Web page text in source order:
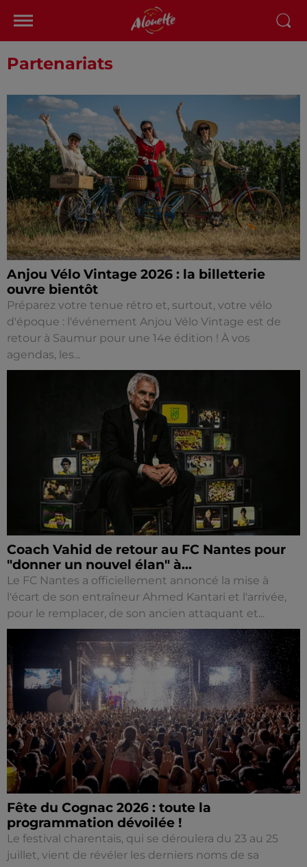
Partenariats
Anjou Vélo Vintage 2026 : la billetterie
ouvre bientôt
Préparez votre tenue rétro et, surtout, votre vélo
d'époque : l'événement Anjou Vélo Vintage est de
retour à Saumur pour une 14e édition ! À vos
agendas, les...
Coach Vahid de retour au FC Nantes pour
"donner un nouvel élan" à...
Le FC Nantes a officiellement annoncé la mise à
l'écart de son entraîneur Ahmed Kantari et l'arrivée,
pour le remplacer, de son ancien attaquant et...
Fête du Cognac 2026 : toute la
programmation dévoilée !
Le festival charentais, qui se déroulera du 23 au 25
juillet, vient de révéler les derniers noms de sa